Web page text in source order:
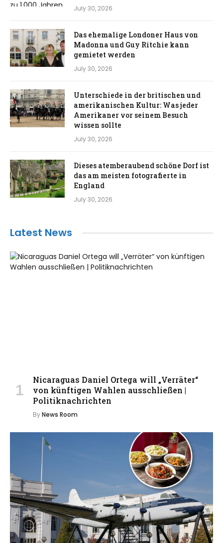
July 30, 2026
Das ehemalige Londoner Haus von
Madonna und Guy Ritchie kann
gemietet werden
July 30, 2026
Unterschiede in der britischen und
amerikanischen Kultur: Was jeder
Amerikaner vor seinem Besuch
wissen sollte
July 30, 2026
Dieses atemberaubend schöne Dorf ist
das am meisten fotografierte in
England
July 30, 2026
Latest News
Nicaraguas Daniel Ortega will „Verräter“
von künftigen Wahlen ausschließen |
Politiknachrichten
ByNews Room